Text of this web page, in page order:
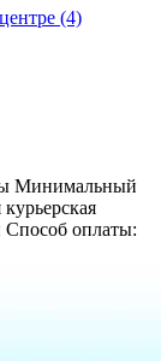
(4)
Минимальный
Способ оплаты: